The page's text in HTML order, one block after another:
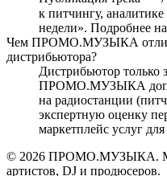
к питчингу,
недели». Подробнее
Чем ПРОМО.МУЗЫКА
дистрибьютора?
Дистрибьютор только
ПРОМО.МУЗЫКА
на радиостанции
экспертную оценку
маркетплейс услуг
© 2026 ПРОМО.МУЗЫКА.
артистов, DJ и продюсеров.